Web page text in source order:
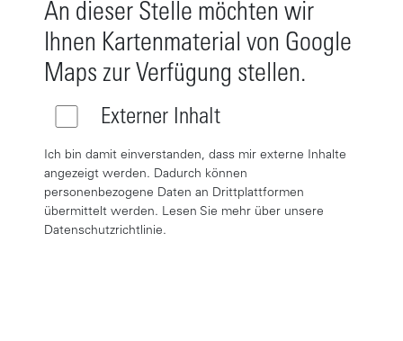
An dieser Stelle möchten wir
Ihnen Kartenmaterial von Google
Maps zur Verfügung stellen.
Externer Inhalt
Ich bin damit einverstanden, dass mir externe Inhalte
angezeigt werden. Dadurch können
personenbezogene Daten an Drittplattformen
übermittelt werden. Lesen Sie mehr über unsere
Datenschutzrichtlinie.